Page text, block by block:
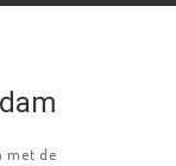
met de